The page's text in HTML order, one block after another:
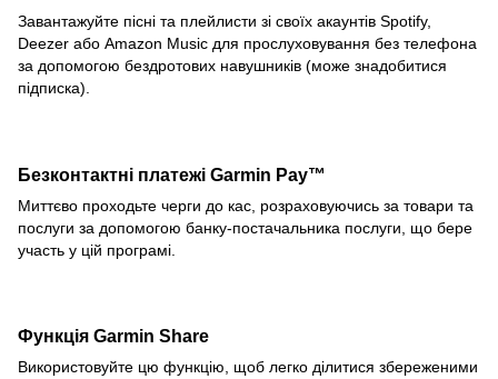
Завантажуйте пісні та плейлисти зі своїх акаунтів Spotify,
Deezer або Amazon Music для прослуховування без телефона
за допомогою бездротових навушників (може знадобитися
підписка).
Безконтактні платежі Garmin Pay™
Миттєво проходьте черги до кас, розраховуючись за товари та
послуги за допомогою банку-постачальника послуги, що бере
участь у цій програмі.
Функція Garmin Share
Використовуйте цю функцію, щоб легко ділитися збереженими